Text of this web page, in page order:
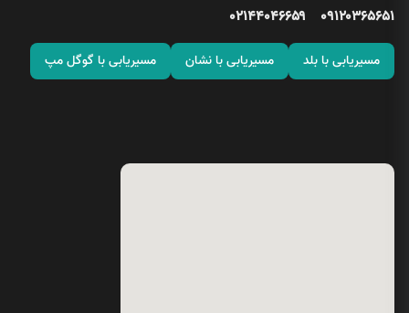
۰۹۱۲۰۳۶۵۶۵۱
۰۲۱۴۴۰۴۶۶۵۹
مسیریابی با بلد مسیریابی با نشان مسیریابی با گوگل مپ